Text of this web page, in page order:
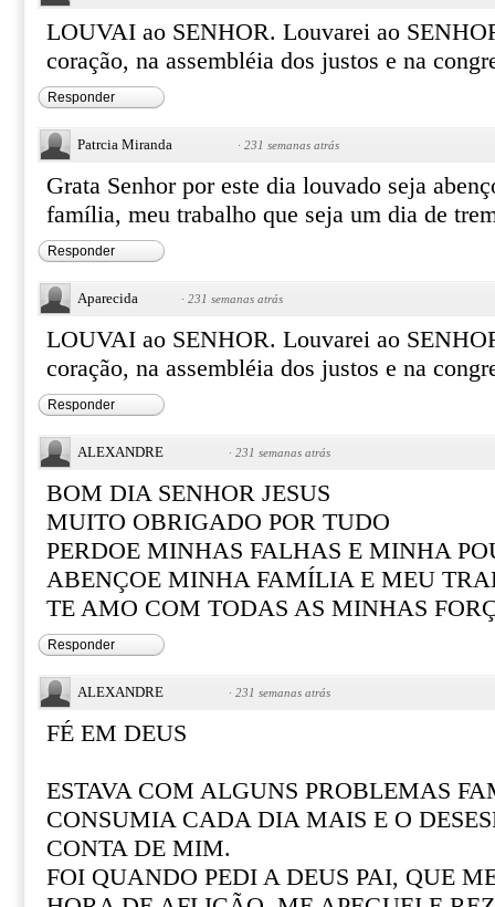
LOUVAI ao SENHOR. Louvarei ao
coração, na assembléia dos justos e na
Responder
Patrcia Miranda · 231 semanas atrás
Grata Senhor por este dia louvado seja
família, meu trabalho que seja um dia de
Responder
Aparecida · 231 semanas atrás
LOUVAI ao SENHOR. Louvarei ao
coração, na assembléia dos justos e na
Responder
ALEXANDRE · 231 semanas atrás
BOM DIA SENHOR JESUS
MUITO OBRIGADO POR TUDO
PERDOE MINHAS FALHAS E MINHA
ABENÇOE MINHA FAMÍLIA E MEU
TE AMO COM TODAS AS MINHAS
Responder
ALEXANDRE · 231 semanas atrás
FÉ EM DEUS
ESTAVA COM ALGUNS PROBLEMAS
CONSUMIA CADA DIA MAIS E O
CONTA DE MIM.
FOI QUANDO PEDI A DEUS PAI, QUE